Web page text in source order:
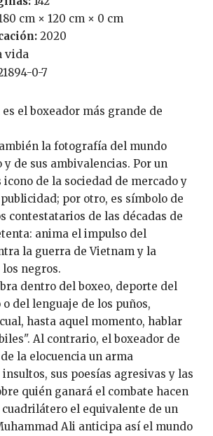
cm × 120 cm × 0 cm
2020
vida
0-7
la fotografía del mundo
de sus ambivalencias. Por un
de la sociedad de mercado y
por otro, es símbolo de
contestatarios de las décadas de
anima el impulso del
la guerra de Vietnam y la
negros.
dentro del boxeo, deporte del
del lenguaje de los puños,
hasta aquel momento, hablar
Al contrario, el boxeador de
la elocuencia un arma
sus poesías agresivas y las
quién ganará el combate hacen
el equivalente de un
Ali anticipa así el mundo